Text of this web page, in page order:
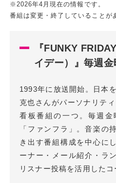
※2026年4月現在の情報です。
番組は変更・終了していることが
『FUNKY
イデー）』毎週
1993年に放送開始。日本
克也さんがパーソナリテ
看板番組の一つ。毎週
「ファンフラ」。音楽の
き出す番組構成を中心に
ーナー・メール紹介・ラ
リスナー投稿を活用したコ